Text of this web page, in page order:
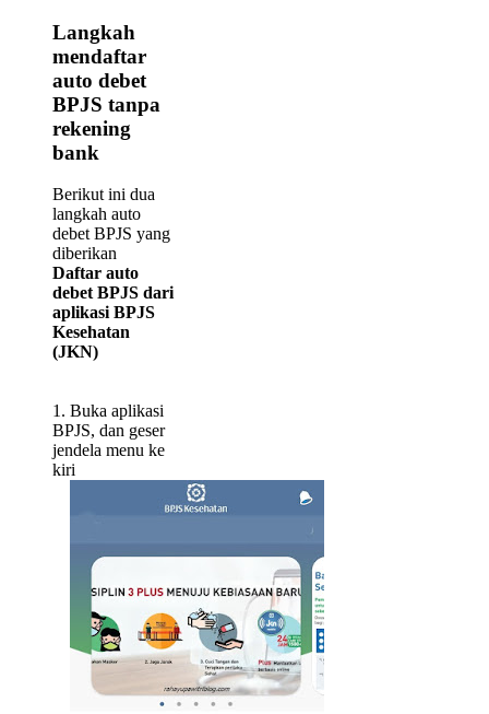
Langkah
mendaftar
auto debet
BPJS tanpa
rekening
bank
Berikut ini dua
langkah auto
debet BPJS yang
diberikan
Daftar auto
debet BPJS dari
aplikasi BPJS
Kesehatan
(JKN)
1. Buka aplikasi
BPJS, dan geser
jendela menu ke
kiri